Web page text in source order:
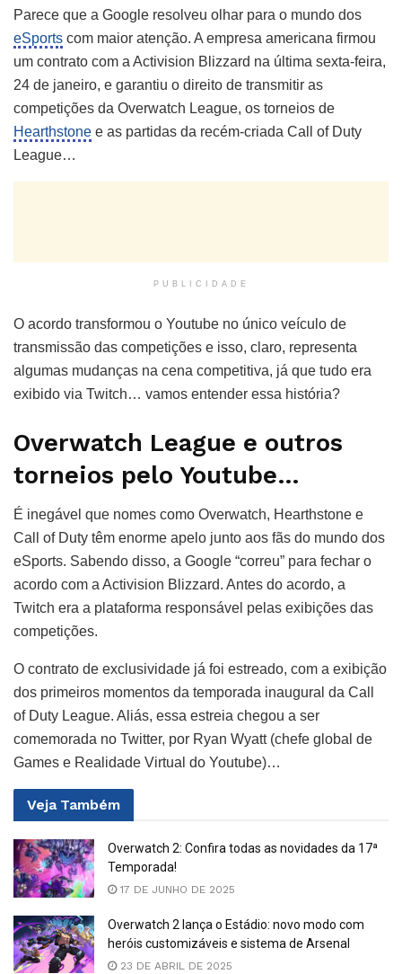
Parece que a Google resolveu olhar para o mundo dos
eSports com maior atenção. A empresa americana firmou
um contrato com a Activision Blizzard na última sexta-feira,
24 de janeiro, e garantiu o direito de transmitir as
competições da Overwatch League, os torneios de
Hearthstone e as partidas da recém-criada Call of Duty
League…
PUBLICIDADE
O acordo transformou o Youtube no único veículo de
transmissão das competições e isso, claro, representa
algumas mudanças na cena competitiva, já que tudo era
exibido via Twitch… vamos entender essa história?
Overwatch League e outros
torneios pelo Youtube…
É inegável que nomes como Overwatch, Hearthstone e
Call of Duty têm enorme apelo junto aos fãs do mundo dos
eSports. Sabendo disso, a Google “correu” para fechar o
acordo com a Activision Blizzard. Antes do acordo, a
Twitch era a plataforma responsável pelas exibições das
competições.
O contrato de exclusividade já foi estreado, com a exibição
dos primeiros momentos da temporada inaugural da Call
of Duty League. Aliás, essa estreia chegou a ser
comemorada no Twitter, por Ryan Wyatt (chefe global de
Games e Realidade Virtual do Youtube)…
Veja Também
Overwatch 2: Confira todas as novidades da 17ª
Temporada!
17 DE JUNHO DE 2025
Overwatch 2 lança o Estádio: novo modo com
heróis customizáveis e sistema de Arsenal
23 DE ABRIL DE 2025